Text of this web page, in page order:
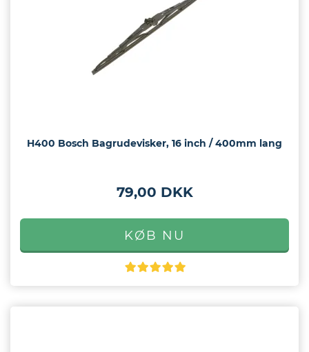
H400 Bosch Bagrudevisker, 16 inch / 400mm lang
79,00 DKK